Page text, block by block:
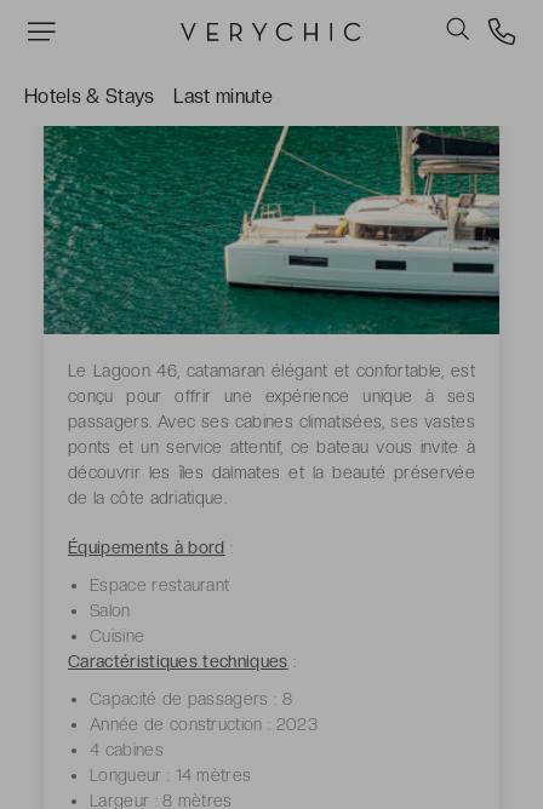
Hotels & Stays Last minute
Le Lagoon 46, catamaran élégant et confortable, est
conçu pour offrir une expérience unique à ses
passagers. Avec ses cabines climatisées, ses vastes
ponts et un service attentif, ce bateau vous invite à
découvrir les îles dalmates et la beauté préservée
de la côte adriatique.
Équipements à bord :
Espace restaurant
Salon
Cuisine
Caractéristiques techniques :
Capacité de passagers : 8
Année de construction : 2023
4 cabines
Longueur : 14 mètres
Largeur : 8 mètres